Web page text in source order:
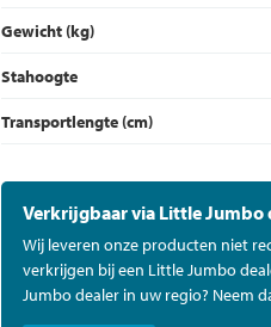
Gewicht (kg)
Stahoogte
Transportlengte (cm)
Verkrijgbaar via Little Jumbo
Wij leveren onze producten niet
verkrijgen bij een Little Jumbo
Jumbo dealer in uw regio? Neem